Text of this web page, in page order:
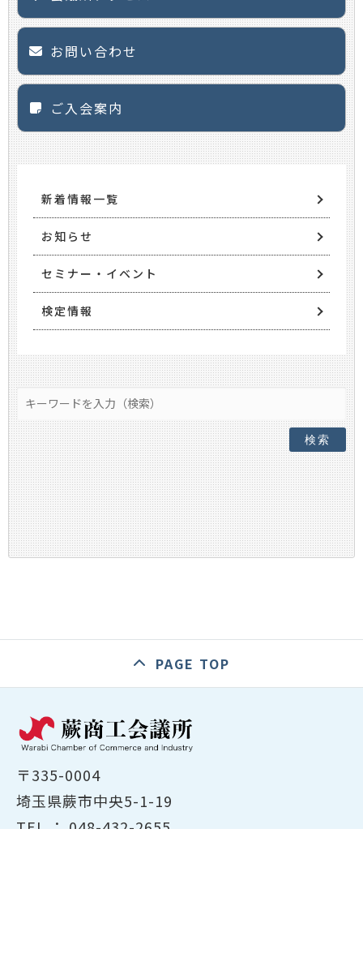
お問い合わせ
ご入会案内
新着情報一覧
お知らせ
セミナー・イベント
検定情報
検索
PAGE TOP
〒335-0004
埼玉県蕨市中央5-1-19
TEL ： 048-432-2655